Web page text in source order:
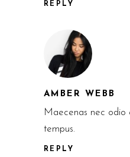
REPLY
AMBER WEBB
Maecenas nec odio
tempus.
REPLY